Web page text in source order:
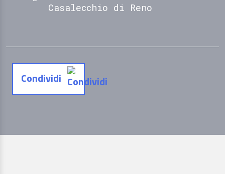
Casalecchio di Reno
Condividi